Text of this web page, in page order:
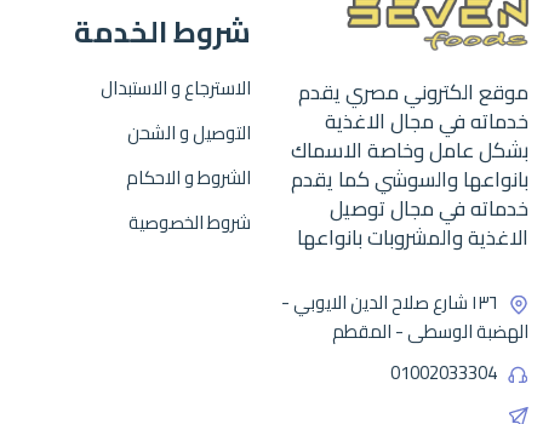
موقع الكتروني مصري يقدم
خدماته في مجال الاغذية
بشكل عامل وخاصة الاسماك
بانواعها والسوشي كما يقدم
خدماته في مجال توصيل
الاغذية والمشروبات بانواعها
١٣٦ شارع صلاح الدين الايوبي -
الهضبة الوسطى - المقطم
01002033304
شروط الخدمة
الاسترجاع و الاستبدال
التوصيل و الشحن
الشروط و الاحكام
شروط الخصوصية